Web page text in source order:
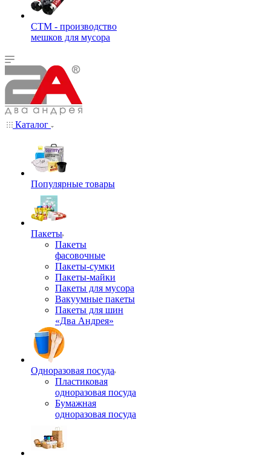
СТМ - производство
мешков для мусора
Каталог
Популярные товары
Пакеты
Пакеты
фасовочные
Пакеты-сумки
Пакеты-майки
Пакеты для мусора
Вакуумные пакеты
Пакеты для шин
«Два Андрея»
Одноразовая посуда
Пластиковая
одноразовая посуда
Бумажная
одноразовая посуда